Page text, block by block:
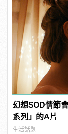
幻想SOD情節
系列」的A片
生活話題